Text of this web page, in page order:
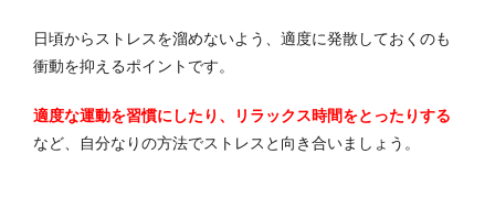
日頃からストレスを溜めないよう、適度に発散しておくのも
衝動を抑えるポイントです。
適度な運動を習慣にしたり、リラックス時間をとったりする
など、自分なりの方法でストレスと向き合いましょう。